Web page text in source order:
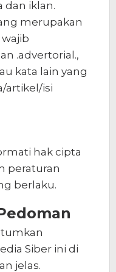
dan iklan.
merupakan
.advertorial.,
kata lain yang
artikel/isi
hak cipta
peraturan
berlaku.
Siber ini di
jelas.